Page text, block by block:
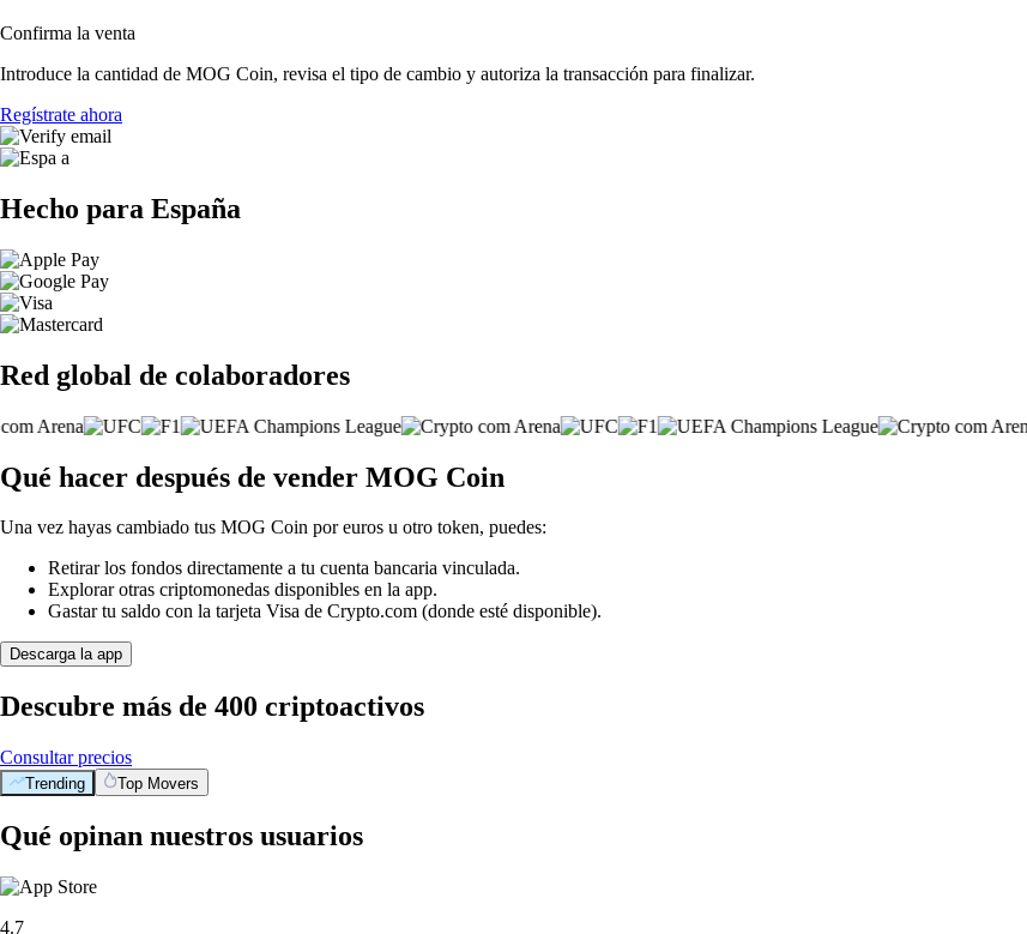
Confirma la venta
Introduce la cantidad de MOG Coin, revisa el tipo de cambio y autoriza la transacción para finalizar.
Regístrate ahora
Hecho para España
Red global de colaboradores
Qué hacer después de vender MOG Coin
Una vez hayas cambiado tus MOG Coin por euros u otro token, puedes:
Retirar los fondos directamente a tu cuenta bancaria vinculada.
Explorar otras criptomonedas disponibles en la app.
Gastar tu saldo con la tarjeta Visa de Crypto.com (donde esté disponible).
Descarga la app
Descubre más de 400 criptoactivos
Consultar precios
Trending Top Movers
Qué opinan nuestros usuarios
4.7